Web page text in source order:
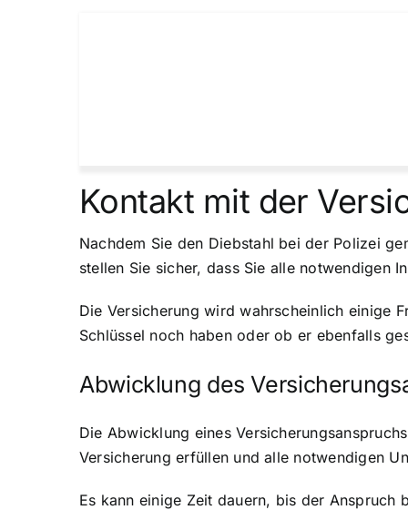
Kontakt mit der
Nachdem Sie den Diebstahl bei der Polizei
stellen Sie sicher, dass Sie alle notwendigen
Die Versicherung wird wahrscheinlich einige
Schlüssel noch haben oder ob er ebenfalls
Abwicklung des
Die Abwicklung eines
Versicherung erfüllen und alle notwendigen
Es kann einige Zeit dauern, bis der